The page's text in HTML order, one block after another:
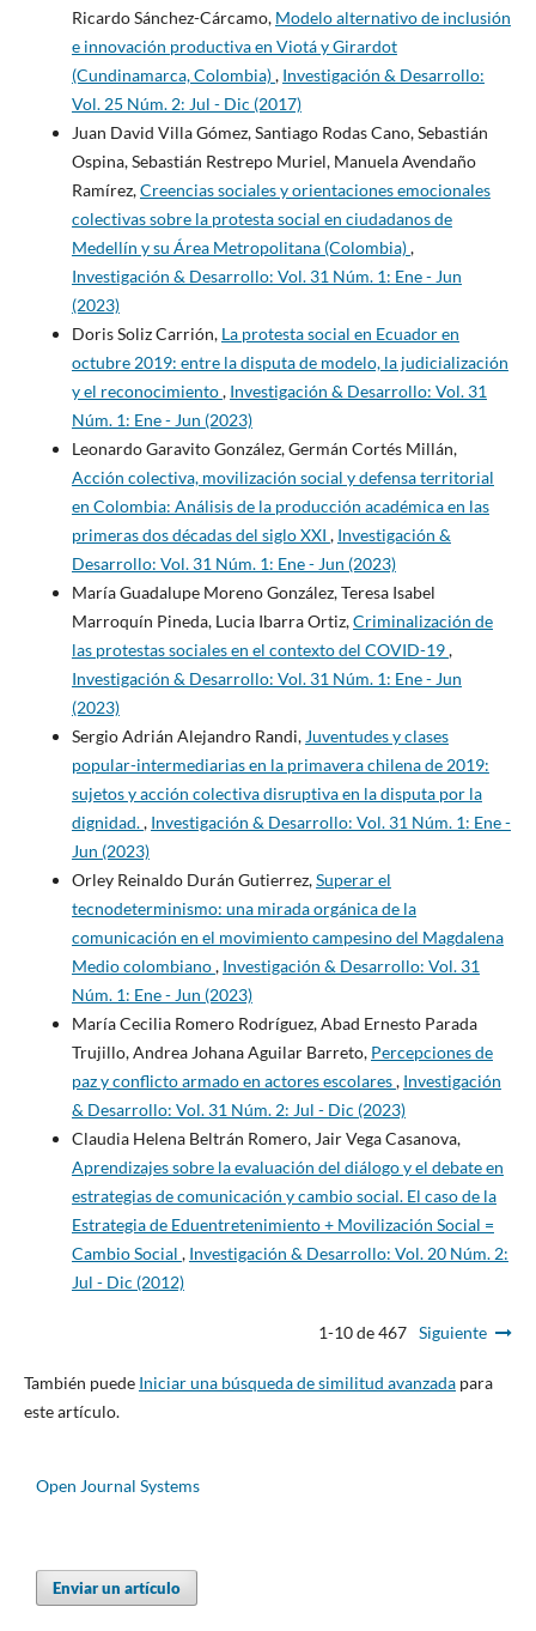
Ricardo Sánchez-Cárcamo, Modelo alternativo de inclusión
e innovación productiva en Viotá y Girardot
(Cundinamarca, Colombia), Investigación & Desarrollo:
Vol. 25 Núm. 2: Jul - Dic (2017)
Juan David Villa Gómez, Santiago Rodas Cano, Sebastián
Ospina, Sebastián Restrepo Muriel, Manuela Avendaño
Ramírez,Creencias sociales y orientaciones emocionales
colectivas sobre la protesta social en ciudadanos de
Medellín y su Área Metropolitana (Colombia),
Investigación & Desarrollo: Vol. 31 Núm. 1: Ene - Jun
(2023)
Doris Soliz Carrión, La protesta social en Ecuador en
octubre 2019: entre la disputa de modelo, la judicialización
y el reconocimiento, Investigación & Desarrollo: Vol. 31
Núm. 1: Ene - Jun (2023)
Leonardo Garavito González, Germán Cortés Millán,
Acción colectiva, movilización social y defensa territorial
en Colombia: Análisis de la producción académica en las
primeras dos décadas del siglo XXI , Investigación &
Desarrollo: Vol. 31 Núm. 1: Ene - Jun (2023)
María Guadalupe Moreno González, Teresa Isabel
Marroquín Pineda, Lucia Ibarra Ortiz,Criminalización de
las protestas sociales en el contexto del COVID-19,
Investigación & Desarrollo: Vol. 31 Núm. 1: Ene - Jun
(2023)
Sergio Adrián Alejandro Randi, Juventudes y clases
popular-intermediarias en la primavera chilena de 2019:
sujetos y acción colectiva disruptiva en la disputa por la
dignidad., Investigación & Desarrollo: Vol. 31 Núm. 1: Ene -
Jun (2023)
Orley Reinaldo Durán Gutierrez,Superar el
tecnodeterminismo: una mirada orgánica de la
comunicación en el movimiento campesino del Magdalena
Medio colombiano, Investigación & Desarrollo: Vol. 31
Núm. 1: Ene - Jun (2023)
María Cecilia Romero Rodríguez, Abad Ernesto Parada
Trujillo, Andrea Johana Aguilar Barreto, Percepciones de
paz y conflicto armado en actores escolares, Investigación
& Desarrollo: Vol. 31 Núm. 2: Jul - Dic (2023)
Claudia Helena Beltrán Romero, Jair Vega Casanova,
Aprendizajes sobre la evaluación del diálogo y el debate en
estrategias de comunicación y cambio social. El caso de la
Estrategia de Eduentretenimiento + Movilización Social =
Cambio Social , Investigación & Desarrollo: Vol. 20 Núm. 2:
Jul - Dic (2012)
1-10 de 467 Siguiente
También puede Iniciar una búsqueda de similitud avanzadapara
este artículo.
Open Journal Systems
Enviar un artículo